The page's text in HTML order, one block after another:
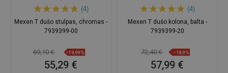
(4)
Mexen T dušo stulpas, chromas -
7939399-00
69,10 € −19,99%
55,29 €
(4)
Mexen T dušo kolona, balta -
7939399-20
72,40 € −19,9%
57,99 €